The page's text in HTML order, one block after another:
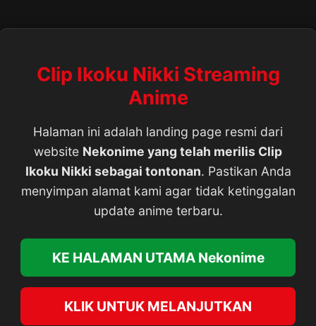
Clip Ikoku Nikki Streaming
Anime
Halaman ini adalah landing page resmi dari
website Nekonime yang telah merilis Clip
Ikoku Nikki sebagai tontonan. Pastikan Anda
menyimpan alamat kami agar tidak ketinggalan
update anime terbaru.
KE HALAMAN UTAMA Nekonime
KLIK UNTUK MELANJUTKAN